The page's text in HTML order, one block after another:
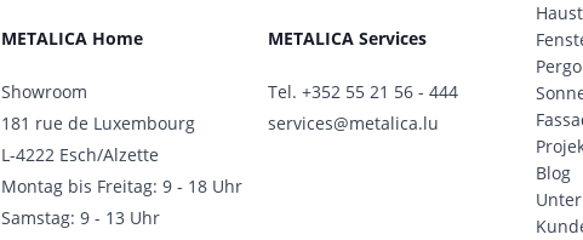
METALICA Home
Showroom
181 rue de Luxembourg
L-4222 Esch/Alzette
Montag bis Freitag: 9 - 18 Uhr
Samstag: 9 - 13 Uhr
METALICA Services
Tel.+352 55 21 56 - 444
services@metalica.lu
Blog